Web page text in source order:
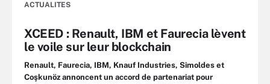
ACTUALITES
XCEED : Renault, IBM et Faurecia lèvent
le voile sur leur blockchain
Renault, Faurecia, IBM, Knauf Industries, Simoldes et
Coşkunöz annoncent un accord de partenariat pour